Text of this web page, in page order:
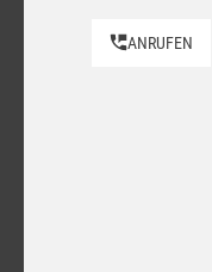
ANRUFEN